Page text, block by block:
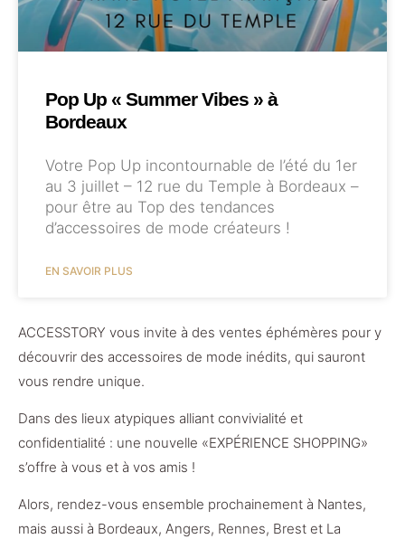
Pop Up « Summer Vibes » à
Bordeaux
Votre Pop Up incontournable de l’été du 1er
au 3 juillet – 12 rue du Temple à Bordeaux –
pour être au Top des tendances
d’accessoires de mode créateurs !
EN SAVOIR PLUS
ACCESSTORY vous invite à des ventes éphémères pour y
découvrir des accessoires de mode inédits, qui sauront
vous rendre unique.
Dans des lieux atypiques alliant convivialité et
confidentialité : une nouvelle «EXPÉRIENCE SHOPPING»
s’offre à vous et à vos amis !
Alors, rendez-vous ensemble prochainement à Nantes,
mais aussi à Bordeaux, Angers, Rennes, Brest et La